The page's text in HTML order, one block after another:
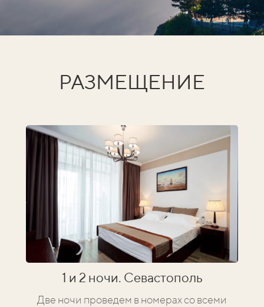
РАЗМЕЩЕНИЕ
1 и 2 ночи. Севастополь
Две ночи проведем в номерах со всеми